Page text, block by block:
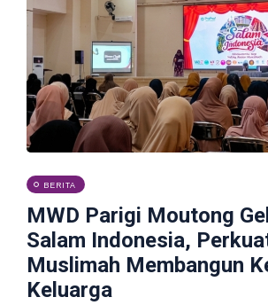
BERITA
MWD Parigi Moutong
Salam Indonesia,
Muslimah Membangun
Keluarga